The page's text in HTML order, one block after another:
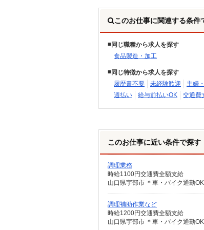
このお仕事に関連する条件
同じ職種から求人を探す
食品製造・加工
同じ特徴から求人を探す
履歴書不要
未経験歓迎 主婦
週払い
給与前払いOK 交通費
このお仕事に近い条件で探す
調理業務
時給1100円交通費全額支給
山口県宇部市 ＊車・バイク通勤OK
調理補助作業など
時給1200円交通費全額支給
山口県宇部市 ＊車・バイク通勤OK